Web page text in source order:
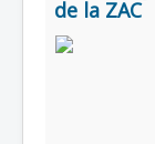
de la ZAC